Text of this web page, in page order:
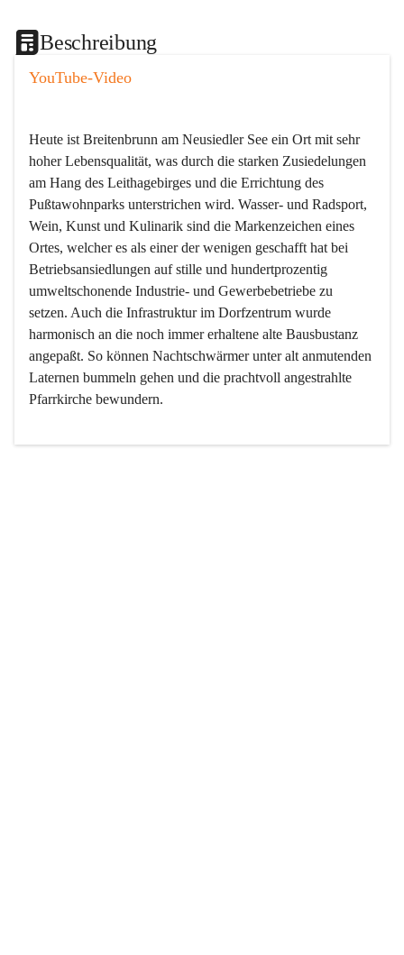
Beschreibung
YouTube-Video
Heute ist Breitenbrunn am Neusiedler See ein Ort mit sehr
hoher Lebensqualität, was durch die starken Zusiedelungen
am Hang des Leithagebirges und die Errichtung des
Pußtawohnparks unterstrichen wird. Wasser- und Radsport,
Wein, Kunst und Kulinarik sind die Markenzeichen eines
Ortes, welcher es als einer der wenigen geschafft hat bei
Betriebsansiedlungen auf stille und hundertprozentig
umweltschonende Industrie- und Gewerbebetriebe zu
setzen. Auch die Infrastruktur im Dorfzentrum wurde
harmonisch an die noch immer erhaltene alte Bausbustanz
angepaßt. So können Nachtschwärmer unter alt anmutenden
Laternen bummeln gehen und die prachtvoll angestrahlte
Pfarrkirche bewundern.
Der Weinbau dominert heute nicht mehr, ist aber integrativer